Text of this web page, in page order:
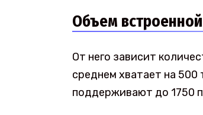
Объем
От него зависит
среднем хватает на 500
поддерживают до 1750